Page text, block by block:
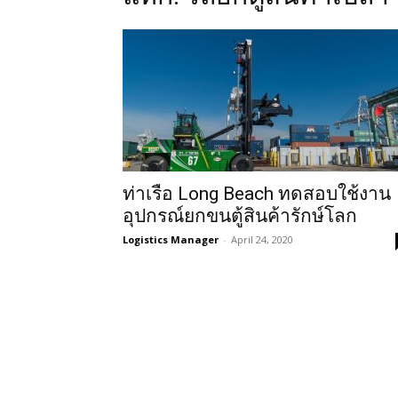
ท่าเรือ Long Beach ทดสอบใช้งาน
อุปกรณ์ยกขนตู้สินค้ารักษ์โลก
Logistics Manager - April 24, 2020